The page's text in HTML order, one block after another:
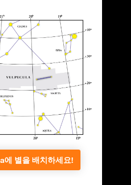
에 별을 배치하세요!